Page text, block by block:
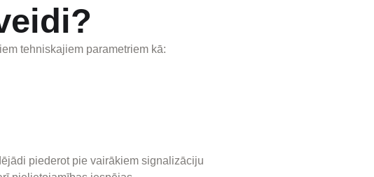
tehniskajiem parametriem kā:
piederot pie vairākiem signalizāciju